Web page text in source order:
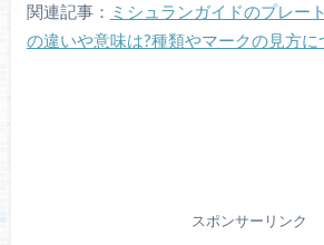
関連記事： ミシュランガイドのプレー
の違いや意味は?種類やマークの見方に
スポンサーリンク